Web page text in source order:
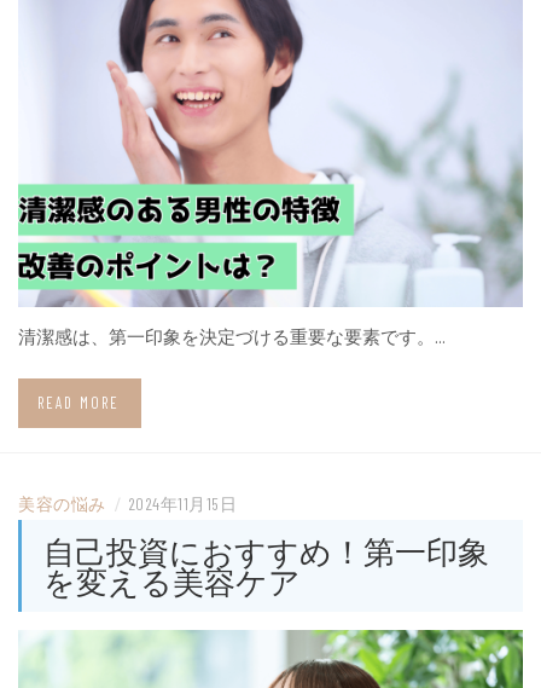
清潔感は、第一印象を決定づける重要な要素です。…
READ MORE
美容の悩み / 2024年11月15日
自己投資におすすめ！第一印象
を変える美容ケア